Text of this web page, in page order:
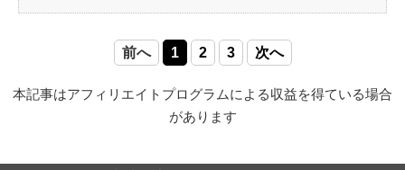
前へ 1 2 3 次へ
本記事はアフィリエイトプログラムによる収益を得ている場合
があります